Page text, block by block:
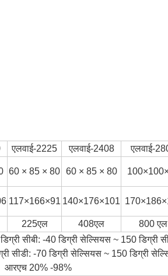
एलवाई-2225 एलवाई-2408
एलवाई-
60 × 85 × 80 60 × 85 × 80
117×166×91 140×176×101
225एल 408एल 800 एल
सीबी: -40 डिग्री सेल्सियस ~ 150 डिग्री
सीडी: -70 डिग्री सेल्सियस ~ 150 डिग्री
आरएच 20% -98%